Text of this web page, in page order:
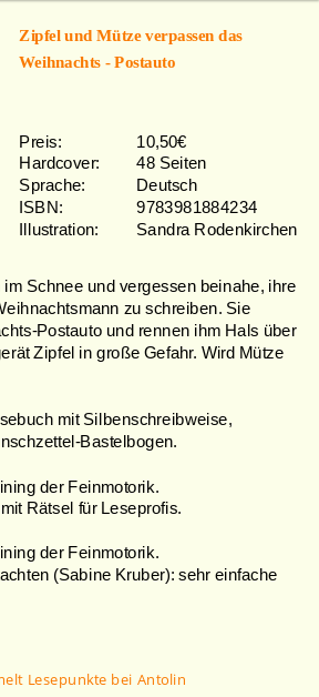
Schnee und vergessen beinahe, ihre
zu schreiben. Sie
Postauto und rennen ihm Hals über
Zipfel in große Gefahr. Wird Mütze
mit Silbenschreibweise,
Bastelbogen.
der Feinmotorik.
Rätsel für Leseprofis.
der Feinmotorik.
(Sabine Kruber): sehr einfache
Preis: 10,50€
Hardcover: 48 Seiten
Sprache: Deutsch
ISBN: 9783981884234
Illustration: Sandra Rodenkirchen
Lesepunkte bei Antolin
Zipfel und Mütze verpassen das
Weihnachts - Postauto